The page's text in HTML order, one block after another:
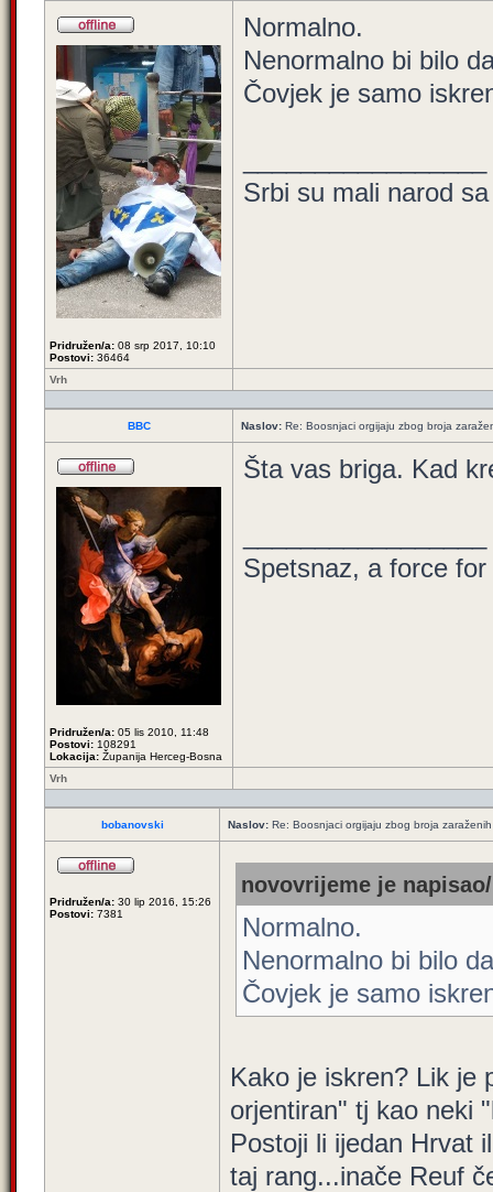
Pridružen/a: 08 srp 2017, 10:10
Postovi: 36464
Normalno.
Nenormalno bi bilo
Čovjek je samo
Srbi su mali narod
Vrh
BBC Naslov: Re: Boosnjaci orgijaju zbog broja
Pridružen/a: 05 lis 2010, 11:48
Postovi: 108291
Lokacija: Županija Herceg-Bosna
Šta vas briga. Kad
Spetsnaz, a force for
Vrh
bobanovski Naslov: Re: Boosnjaci orgijaju zbog broja
Pridružen/a: 30 lip 2016, 15:26
Postovi: 7381
novovrijeme je
Normalno.
Nenormalno bi bilo
Čovjek je samo
Kako je iskren? Lik je
orjentiran" tj kao neki
Postoji li ijedan Hrvat
taj rang...inače Reuf